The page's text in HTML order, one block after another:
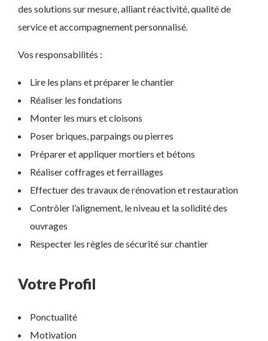
des solutions sur mesure, alliant réactivité, qualité de
service et accompagnement personnalisé.
Vos responsabilités :
Lire les plans et préparer le chantier
Réaliser les fondations
Monter les murs et cloisons
Poser briques, parpaings ou pierres
Préparer et appliquer mortiers et bétons
Réaliser coffrages et ferraillages
Effectuer des travaux de rénovation et restauration
Contrôler l’alignement, le niveau et la solidité des
ouvrages
Respecter les règles de sécurité sur chantier
Votre Profil
Ponctualité
Motivation